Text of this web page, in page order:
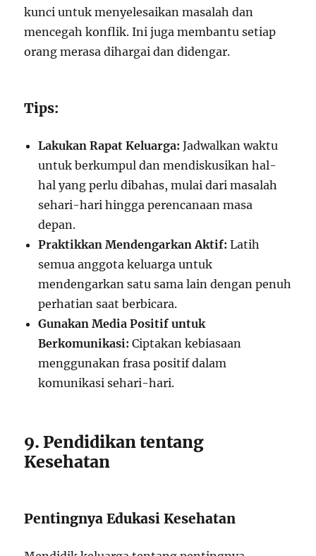
kunci untuk menyelesaikan masalah dan
mencegah konflik. Ini juga membantu setiap
orang merasa dihargai dan didengar.
Tips:
Lakukan Rapat Keluarga: Jadwalkan waktu
untuk berkumpul dan mendiskusikan hal-
hal yang perlu dibahas, mulai dari masalah
sehari-hari hingga perencanaan masa
depan.
Praktikkan Mendengarkan Aktif: Latih
semua anggota keluarga untuk
mendengarkan satu sama lain dengan penuh
perhatian saat berbicara.
Gunakan Media Positif untuk
Berkomunikasi: Ciptakan kebiasaan
menggunakan frasa positif dalam
komunikasi sehari-hari.
9. Pendidikan tentang
Kesehatan
Pentingnya Edukasi Kesehatan